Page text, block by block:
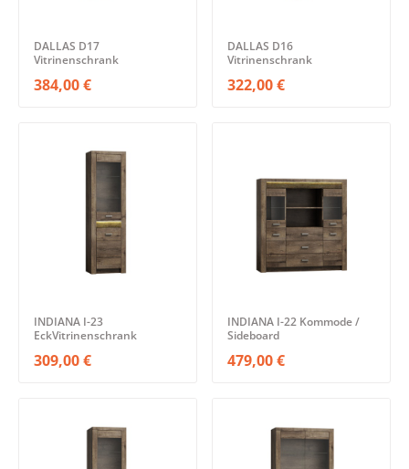
DALLAS D17
Vitrinenschrank
384,00 €
DALLAS D16
Vitrinenschrank
322,00 €
INDIANA I-23
EckVitrinenschrank
309,00 €
INDIANA I-22 Kommode /
Sideboard
479,00 €